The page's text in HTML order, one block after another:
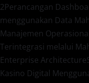
2Perancangan
menggunakan Data
Manajemen
Terintegrasi melalui
Enterprise Architecture
Kasino Digital